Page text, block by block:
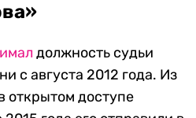
должность судьи
с августа 2012 года. Из
доступе